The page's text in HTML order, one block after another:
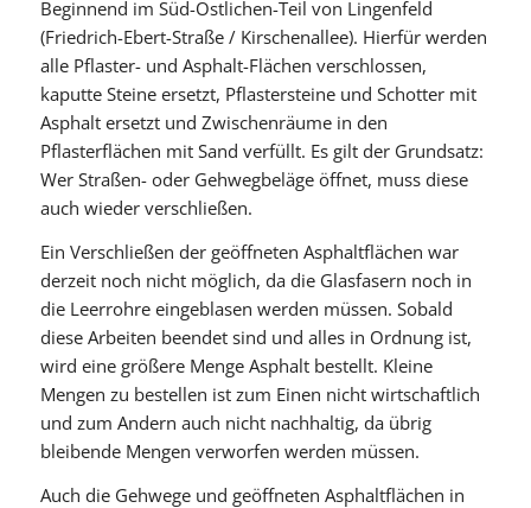
Beginnend im Süd-Östlichen-Teil von Lingenfeld
(Friedrich-Ebert-Straße / Kirschenallee). Hierfür werden
alle Pflaster- und Asphalt-Flächen verschlossen,
kaputte Steine ersetzt, Pflastersteine und Schotter mit
Asphalt ersetzt und Zwischenräume in den
Pflasterflächen mit Sand verfüllt. Es gilt der Grundsatz:
Wer Straßen- oder Gehwegbeläge öffnet, muss diese
auch wieder verschließen.
Ein Verschließen der geöffneten Asphaltflächen war
derzeit noch nicht möglich, da die Glasfasern noch in
die Leerrohre eingeblasen werden müssen. Sobald
diese Arbeiten beendet sind und alles in Ordnung ist,
wird eine größere Menge Asphalt bestellt. Kleine
Mengen zu bestellen ist zum Einen nicht wirtschaftlich
und zum Andern auch nicht nachhaltig, da übrig
bleibende Mengen verworfen werden müssen.
Auch die Gehwege und geöffneten Asphaltflächen in